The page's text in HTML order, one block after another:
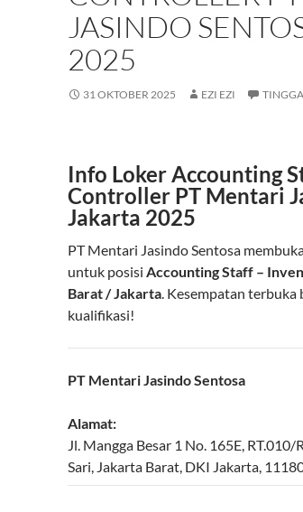
JASINDO
2025
31 OKTOBER 2025 EZI EZI
Info Loker Accounting
Controller PT Mentari
Jakarta 2025
PT Mentari Jasindo Sentosa
untuk posisi Accounting Staff –
Barat / Jakarta. Kesempatan terbuka
kualifikasi!
PT Mentari Jasindo Sentosa
Alamat:
Jl. Mangga Besar 1 No. 165E, RT.010/
Sari, Jakarta Barat, DKI Jakarta,